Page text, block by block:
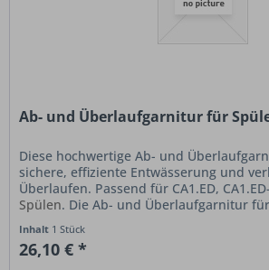
Ab- und Überlaufgarnitur für
Diese hochwertige Ab- und
sichere, effiziente Entwässerung und
Überlaufen. Passend für CA1.ED,
Spülen. Die Ab- und Überlaufgarnitur
Inhalt 1 Stück
26,10 € *